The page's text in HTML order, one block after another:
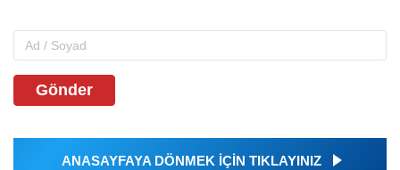
Gönder
ANASAYFAYA DÖNMEK İÇİN TIKLAYINIZ